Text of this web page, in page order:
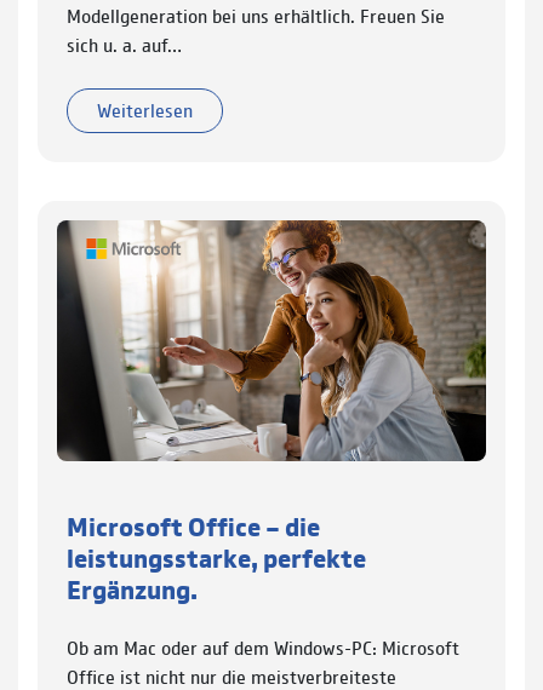
Modellgeneration bei uns erhältlich. Freuen Sie
sich u. a. auf…
Weiterlesen
Microsoft Office – die
leistungsstarke, perfekte
Ergänzung.
Ob am Mac oder auf dem Windows-PC: Microsoft
Office ist nicht nur die meistverbreiteste